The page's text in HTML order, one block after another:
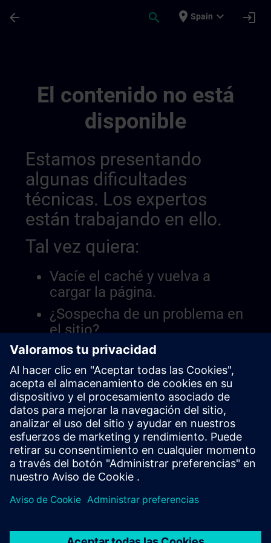
arrow_back search place Spain expand_more login
El contenido no está
disponible
Estamos presentando
algunas dificultades
técnicas. Los expertos
están trabajando en ello.
Tal vez quiera:
Vacíe el caché y vuelva a
cargar la página.
¿Sospecha de un problema en
el sitio?